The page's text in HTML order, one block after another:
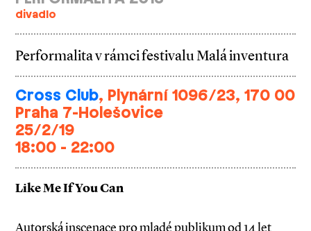
divadlo
Performalita v rámci festivalu Malá inventura
Cross Club, Plynární 1096/23, 170 00
Praha 7-Holešovice
25/2/19
18:00 - 22:00
Like Me If You Can
Autorská inscenace pro mladé publikum od 14 let